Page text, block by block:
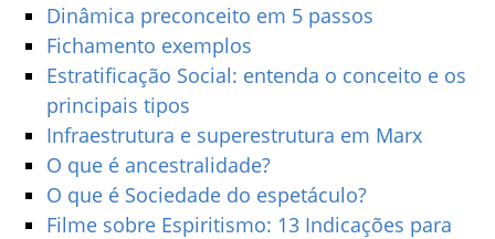
Dinâmica preconceito em 5 passos
Fichamento exemplos
Estratificação Social: entenda o conceito e os
principais tipos
Infraestrutura e superestrutura em Marx
O que é ancestralidade?
O que é Sociedade do espetáculo?
Filme sobre Espiritismo: 13 Indicações para